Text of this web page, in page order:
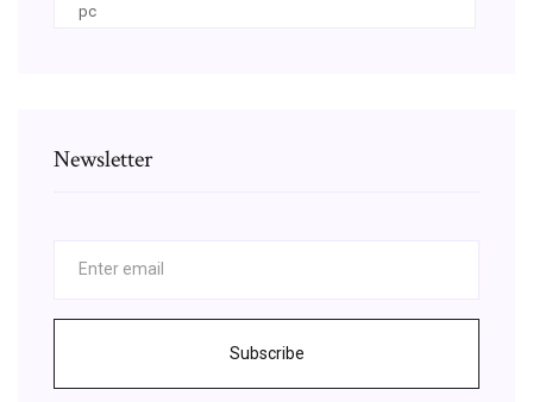
pc
Newsletter
Subscribe